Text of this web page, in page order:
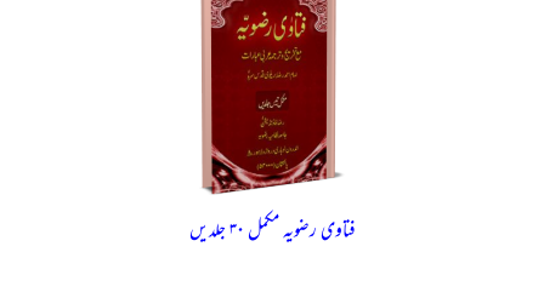
فتاوی رضویہ مکمل ۳۰ جلدیں